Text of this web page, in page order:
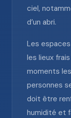
ciel,
d’un abri.
Les
les lieux
moments
personnes
doit être
humidité et